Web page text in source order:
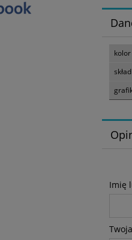
kolor
skład
Imię